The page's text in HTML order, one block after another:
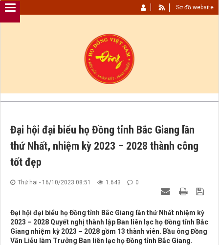
Sơ đồ website
Đại hội đại biểu họ Đồng tỉnh Bắc Giang lần
thứ Nhất, nhiệm kỳ 2023 – 2028 thành công
tốt đẹp
Thứ hai - 16/10/2023 08:51 1.643 0
Đại hội đại biểu họ Đồng tỉnh Bắc Giang lần thứ Nhất nhiệm kỳ
2023 – 2028 Quyết nghị thành lập Ban liên lạc họ Đồng tỉnh Bắc
Giang nhiệm kỳ 2023 – 2028 gồm 13 thành viên. Bầu ông Đồng
Văn Liễu làm Trưởng Ban liên lạc họ Đồng tỉnh Bắc Giang.